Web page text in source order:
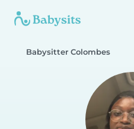
Babysitter Colombes